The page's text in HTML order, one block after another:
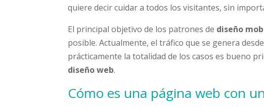
quiere decir cuidar a todos los visitantes, sin
El principal objetivo de los patrones de diseño
posible. Actualmente, el tráfico que se genera
prácticamente la totalidad de los casos es bueno
diseño web.
Cómo es una página web con